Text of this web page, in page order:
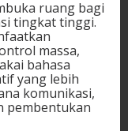
ruang bagi
tingkat tinggi.
massa,
bahasa
yang lebih
komunikasi,
pembentukan